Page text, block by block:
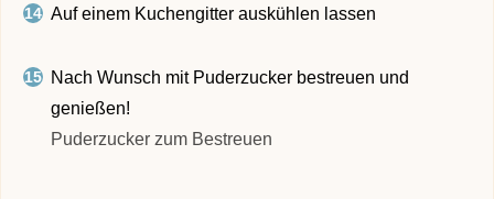
Auf einem Kuchengitter auskühlen lassen
Nach Wunsch mit Puderzucker bestreuen und
genießen!
Puderzucker zum Bestreuen